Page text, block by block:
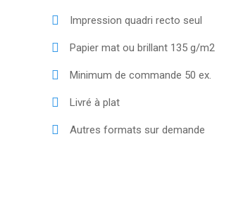
Impression quadri recto seul
Papier mat ou brillant 135 g/m2
Minimum de commande 50 ex.
Livré à plat
Autres formats sur demande